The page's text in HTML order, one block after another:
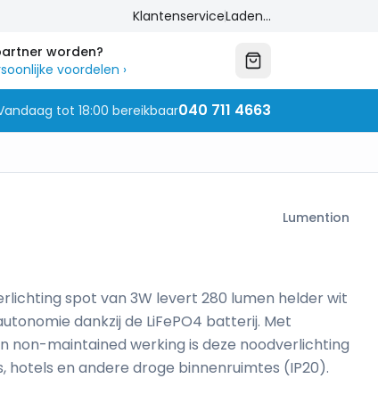
KlantenserviceLaden...
worden?
voordelen ›
tot 18:00 bereikbaar040 711 4663
Lumention
spot van 3W levert 280 lumen helder wit
dankzij de LiFePO4 batterij. Met
non-maintained werking is deze noodverlichting
hotels en andere droge binnenruimtes (IP20).